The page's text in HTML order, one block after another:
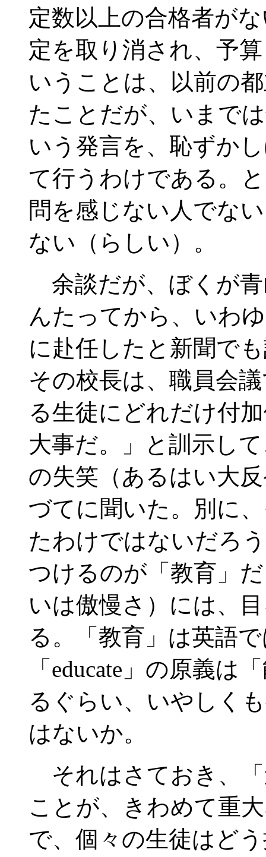
定数以上の合格者が
定を取り消され、予
いうことは、以前の
たことだが、いまで
いう発言を、恥ずか
て行うわけである。
問を感じない人でな
ない（らしい）。
余談だが、ぼくが
んたってから、いわ
に赴任したと新聞で
その校長は、職員会
る生徒にどれだけ付
大事だ。」と訓示し
の失笑（あるはい大
づてに聞いた。別に
たわけではないだろ
つけるのが「教育」
いは傲慢さ）には、
る。「教育」は英語
「educate」の原義は
るぐらい、いやしく
はないか。
それはさておき、
ことが、きわめて重
で、個々の生徒はど